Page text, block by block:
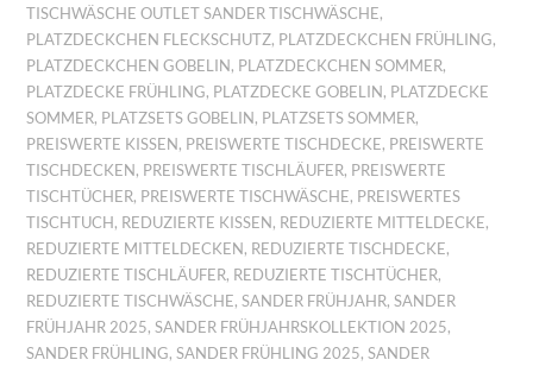
TISCHWÄSCHE OUTLET SANDER TISCHWÄSCHE,
PLATZDECKCHEN FLECKSCHUTZ, PLATZDECKCHEN FRÜHLING,
PLATZDECKCHEN GOBELIN , PLATZDECKCHEN SOMMER,
PLATZDECKE FRÜHLING, PLATZDECKE GOBELIN , PLATZDECKE
SOMMER, PLATZSETS GOBELIN , PLATZSETS SOMMER,
PREISWERTE KISSEN , PREISWERTE TISCHDECKE, PREISWERTE
TISCHDECKEN , PREISWERTE TISCHLÄUFER, PREISWERTE
TISCHTÜCHER, PREISWERTE TISCHWÄSCHE, PREISWERTES
TISCHTUCH , REDUZIERTE KISSEN , REDUZIERTE MITTELDECKE,
REDUZIERTE MITTELDECKEN , REDUZIERTE TISCHDECKE,
REDUZIERTE TISCHLÄUFER, REDUZIERTE TISCHTÜCHER,
REDUZIERTE TISCHWÄSCHE,SANDER FRÜHJAHR,SANDER
FRÜHJAHR 2025,SANDER FRÜHJAHRSKOLLEKTION 2025,
SANDER FRÜHLING,SANDER FRÜHLING 2025,SANDER